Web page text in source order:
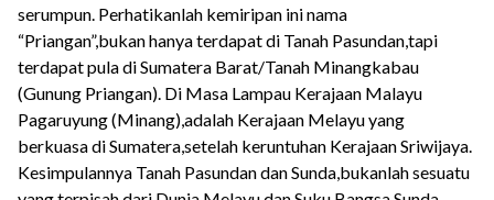
serumpun. Perhatikanlah kemiripan ini nama
“Priangan”,bukan hanya terdapat di Tanah Pasundan,tapi
terdapat pula di Sumatera Barat/Tanah Minangkabau
(Gunung Priangan). Di Masa Lampau Kerajaan Malayu
Pagaruyung (Minang),adalah Kerajaan Melayu yang
berkuasa di Sumatera,setelah keruntuhan Kerajaan Sriwijaya.
Kesimpulannya Tanah Pasundan dan Sunda,bukanlah sesuatu